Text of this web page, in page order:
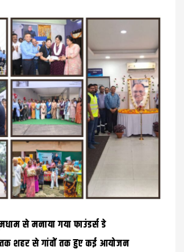
से मनाया गया फाउंडर्स डे
शहर से गांवों तक हुए कई आयोजन